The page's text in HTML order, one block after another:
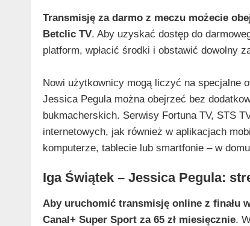
Transmisję za darmo z meczu możecie
Betclic TV. Aby uzyskać dostęp do
platform, wpłacić środki i obstawić dowolny
Nowi użytkownicy mogą liczyć na specjalne
Jessica Pegula można obejrzeć bez
bukmacherskich. Serwisy Fortuna TV, STS
internetowych, jak również w aplikacjach
komputerze, tablecie lub smartfonie – w
Iga Świątek – Jessica Pegula:
Aby uruchomić transmisję online z finału
Canal+ Super Sport za 65 zł miesięcznie.